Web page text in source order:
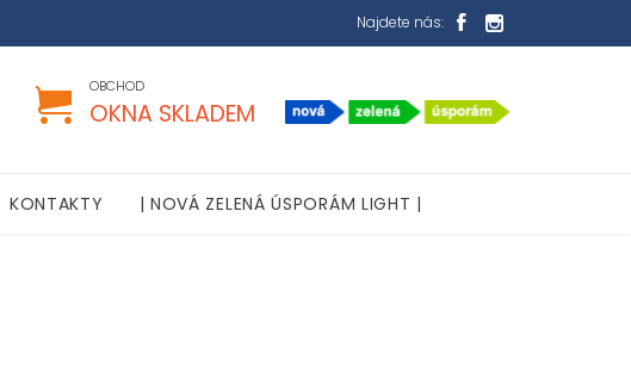
Najdete nás:  
 OBCHOD
OKNA SKLADEM
KONTAKTY | NOVÁ ZELENÁ ÚSPORÁM LIGHT |